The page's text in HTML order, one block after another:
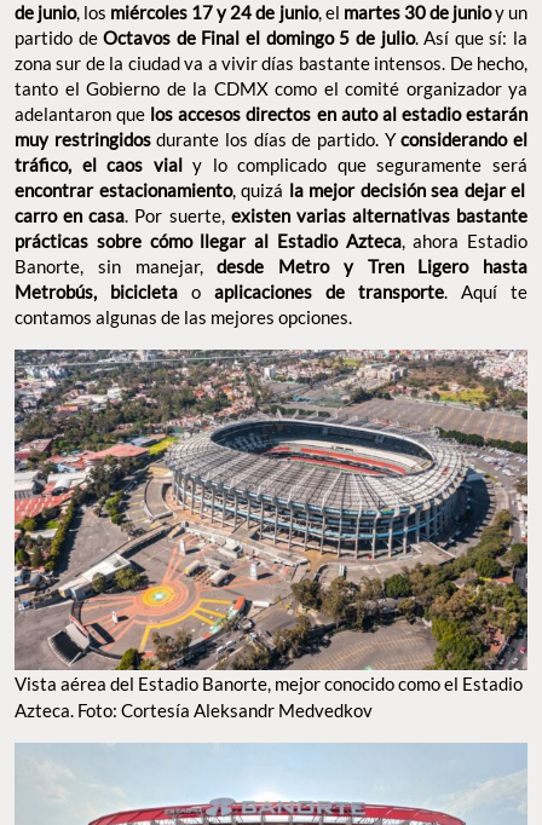
de junio, los miércoles 17 y 24 de junio, el martes 30 de junioy un
partido deOctavos de Final el domingo 5 de julio. Así que sí: la
zona sur de la ciudad va a vivir días bastante intensos. De hecho,
tanto el Gobierno de la CDMX como el comité organizador ya
adelantaron que los accesos directos en auto al estadio estarán
muy restringidosdurante los días de partido. Yconsiderando el
tráfico, el caos vialy lo complicado que seguramente será
encontrar estacionamiento, quizá la mejor decisión sea dejar el
carro en casa. Por suerte, existen varias alternativas bastante
prácticas sobre cómo llegar al Estadio Azteca, ahora Estadio
Banorte, sin manejar,desde Metro y Tren Ligero hasta
Metrobús, bicicleta
o aplicaciones de transporte. Aquí te
contamos algunas de las mejores opciones.
Vista aérea del Estadio Banorte, mejor conocido como el Estadio
Azteca. Foto: Cortesía Aleksandr Medvedkov